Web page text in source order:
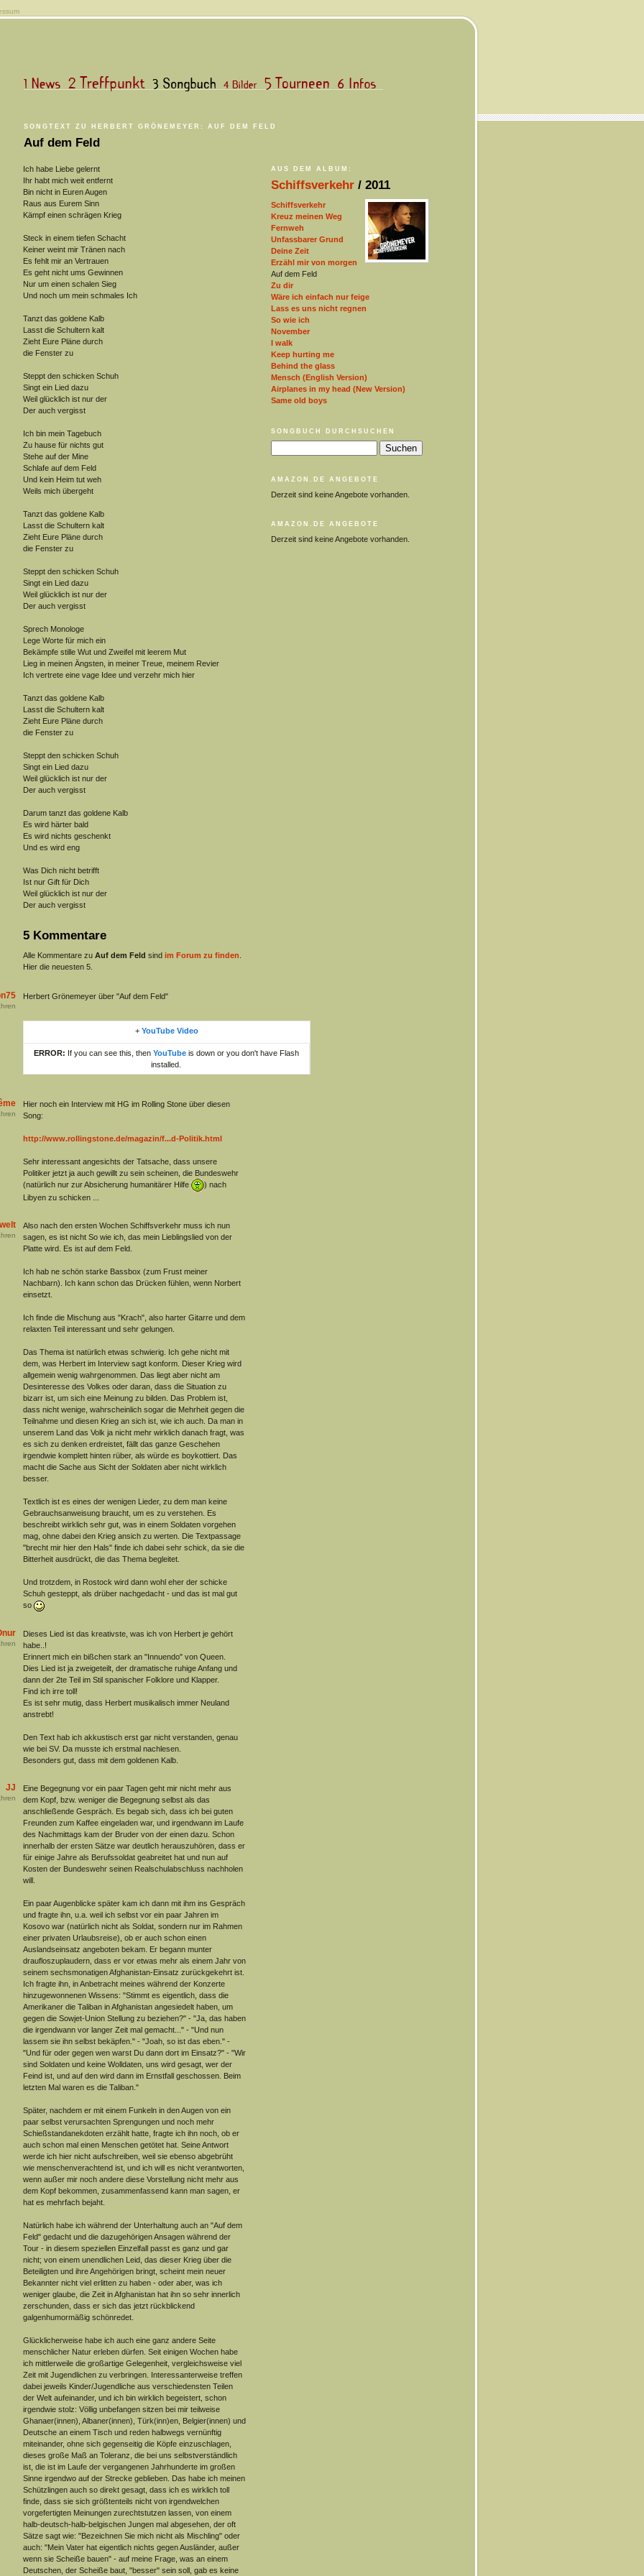
SONGTEXT ZU HERBERT GRÖNEMEYER: AUF DEM FELD
Auf dem Feld
Ich habe Liebe gelernt
Ihr habt mich weit entfernt
Bin nicht in Euren Augen
Raus aus Eurem Sinn
Kämpf einen schrägen Krieg
Steck in einem tiefen Schacht
Keiner weint mir Tränen nach
Es fehlt mir an Vertrauen
Es geht nicht ums Gewinnen
Nur um einen schalen Sieg
Und noch um mein schmales Ich
Tanzt das goldene Kalb
Lasst die Schultern kalt
Zieht Eure Pläne durch
die Fenster zu
Steppt den schicken Schuh
Singt ein Lied dazu
Weil glücklich ist nur der
Der auch vergisst
Ich bin mein Tagebuch
Zu hause für nichts gut
Stehe auf der Mine
Schlafe auf dem Feld
Und kein Heim tut weh
Weils mich übergeht
Tanzt das goldene Kalb
Lasst die Schultern kalt
Zieht Eure Pläne durch
die Fenster zu
Steppt den schicken Schuh
Singt ein Lied dazu
Weil glücklich ist nur der
Der auch vergisst
Sprech Monologe
Lege Worte für mich ein
Bekämpfe stille Wut und Zweifel mit leerem Mut
Lieg in meinen Ängsten, in meiner Treue, meinem Revier
Ich vertrete eine vage Idee und verzehr mich hier
Tanzt das goldene Kalb
Lasst die Schultern kalt
Zieht Eure Pläne durch
die Fenster zu
Steppt den schicken Schuh
Singt ein Lied dazu
Weil glücklich ist nur der
Der auch vergisst
Darum tanzt das goldene Kalb
Es wird härter bald
Es wird nichts geschenkt
Und es wird eng
Was Dich nicht betrifft
Ist nur Gift für Dich
Weil glücklich ist nur der
Der auch vergisst
5 Kommentare
Alle Kommentare zu Auf dem Feld sind im Forum zu finden
Hier die neuesten 5.
Herbert Grönemeyer über "Auf dem Feld"
+ YouTube Video
ERROR: If you can see this, then YouTubeis down or you don't have Flash
installed.
Hier noch ein Interview mit HG im Rolling Stone über diesen
Song:
http://www.rollingstone.de/magazin/f...d-Politik.html
Sehr interessant angesichts der Tatsache, dass unsere
Politiker jetzt ja auch gewillt zu sein scheinen, die Bundeswehr
(natürlich nur zur Absicherung humanitärer Hilfe
) nach
Libyen zu schicken ...
Also nach den ersten Wochen Schiffsverkehr muss ich nun
sagen, es ist nicht So wie ich, das mein Lieblingslied von der
Platte wird. Es ist auf dem Feld.
Ich hab ne schön starke Bassbox (zum Frust meiner
Nachbarn). Ich kann schon das Drücken fühlen, wenn Norbert
einsetzt.
Ich finde die Mischung aus "Krach", also harter Gitarre und dem
relaxten Teil interessant und sehr gelungen.
Das Thema ist natürlich etwas schwierig. Ich gehe nicht mit
dem, was Herbert im Interview sagt konform. Dieser Krieg wird
allgemein wenig wahrgenommen. Das liegt aber nicht am
Desinteresse des Volkes oder daran, dass die Situation zu
bizarr ist, um sich eine Meinung zu bilden. Das Problem ist,
dass nicht wenige, wahrscheinlich sogar die Mehrheit gegen die
Teilnahme und diesen Krieg an sich ist, wie ich auch. Da man in
unserem Land das Volk ja nicht mehr wirklich danach fragt, was
es sich zu denken erdreistet, fällt das ganze Geschehen
irgendwie komplett hinten rüber, als würde es boykottiert. Das
macht die Sache aus Sicht der Soldaten aber nicht wirklich
besser.
Textlich ist es eines der wenigen Lieder, zu dem man keine
Gebrauchsanweisung braucht, um es zu verstehen. Es
beschreibt wirklich sehr gut, was in einem Soldaten vorgehen
mag, ohne dabei den Krieg ansich zu werten. Die Textpassage
"brecht mir hier den Hals" finde ich dabei sehr schick, da sie die
Bitterheit ausdrückt, die das Thema begleitet.
Und trotzdem, in Rostock wird dann wohl eher der schicke
Schuh gesteppt, als drüber nachgedacht - und das ist mal gut
so
Dieses Lied ist das kreativste, was ich von Herbert je gehört
habe..!
Erinnert mich ein bißchen stark an "Innuendo" von Queen.
Dies Lied ist ja zweigeteilt, der dramatische ruhige Anfang und
dann der 2te Teil im Stil spanischer Folklore und Klapper.
Find ich irre toll!
Es ist sehr mutig, dass Herbert musikalisch immer Neuland
anstrebt!
Den Text hab ich akkustisch erst gar nicht verstanden, genau
wie bei SV. Da musste ich erstmal nachlesen.
Besonders gut, dass mit dem goldenen Kalb.
JJ
Eine Begegnung vor ein paar Tagen geht mir nicht mehr aus
dem Kopf, bzw. weniger die Begegnung selbst als das
anschließende Gespräch. Es begab sich, dass ich bei guten
Freunden zum Kaffee eingeladen war, und irgendwann im Laufe
des Nachmittags kam der Bruder von der einen dazu. Schon
innerhalb der ersten Sätze war deutlich herauszuhören, dass er
für einige Jahre als Berufssoldat geabreitet hat und nun auf
Kosten der Bundeswehr seinen Realschulabschluss nachholen
will.
Ein paar Augenblicke später kam ich dann mit ihm ins Gespräch
und fragte ihn, u.a. weil ich selbst vor ein paar Jahren im
Kosovo war (natürlich nicht als Soldat, sondern nur im Rahmen
einer privaten Urlaubsreise), ob er auch schon einen
Auslandseinsatz angeboten bekam. Er begann munter
draufloszuplaudern, dass er vor etwas mehr als einem Jahr von
seinem sechsmonatigen Afghanistan-Einsatz zurückgekehrt ist.
Ich fragte ihn, in Anbetracht meines während der Konzerte
hinzugewonnenen Wissens: "Stimmt es eigentlich, dass die
Amerikaner die Taliban in Afghanistan angesiedelt haben, um
gegen die Sowjet-Union Stellung zu beziehen?" - "Ja, das haben
die irgendwann vor langer Zeit mal gemacht..." - "Und nun
lassem sie ihn selbst bekäpfen." - "Joah, so ist das eben." -
"Und für oder gegen wen warst Du dann dort im Einsatz?" - "Wir
sind Soldaten und keine Wolldaten, uns wird gesagt, wer der
Feind ist, und auf den wird dann im Ernstfall geschossen. Beim
letzten Mal waren es die Taliban."
Später, nachdem er mit einem Funkeln in den Augen von ein
paar selbst verursachten Sprengungen und noch mehr
Schießstandanekdoten erzählt hatte, fragte ich ihn noch, ob er
auch schon mal einen Menschen getötet hat. Seine Antwort
werde ich hier nicht aufschreiben, weil sie ebenso abgebrüht
wie menschenverachtend ist, und ich will es nicht verantworten,
wenn außer mir noch andere diese Vorstellung nicht mehr aus
dem Kopf bekommen, zusammenfassend kann man sagen, er
hat es mehrfach bejaht.
Natürlich habe ich während der Unterhaltung auch an "Auf dem
Feld" gedacht und die dazugehörigen Ansagen während der
Tour - in diesem speziellen Einzelfall passt es ganz und gar
nicht; von einem unendlichen Leid, das dieser Krieg über die
Beteiligten und ihre Angehörigen bringt, scheint mein neuer
Bekannter nicht viel erlitten zu haben - oder aber, was ich
weniger glaube, die Zeit in Afghanistan hat ihn so sehr innerlich
zerschunden, dass er sich das jetzt rückblickend
galgenhumormäßig schönredet.
Glücklicherweise habe ich auch eine ganz andere Seite
menschlicher Natur erleben dürfen. Seit einigen Wochen habe
ich mittlerweile die großartige Gelegenheit, vergleichsweise viel
Zeit mit Jugendlichen zu verbringen. Interessanterweise treffen
dabei jeweils Kinder/Jugendliche aus verschiedensten Teilen
der Welt aufeinander, und ich bin wirklich begeistert, schon
irgendwie stolz: Völlig unbefangen sitzen bei mir teilweise
Ghanaer(innen), Albaner(innen), Türk(inn)en, Belgier(innen) und
Deutsche an einem Tisch und reden halbwegs vernünftig
miteinander, ohne sich gegenseitig die Köpfe einzuschlagen,
dieses große Maß an Toleranz, die bei uns selbstverständlich
ist, die ist im Laufe der vergangenen Jahrhunderte im großen
Sinne irgendwo auf der Strecke geblieben. Das habe ich meinen
Schützlingen auch so direkt gesagt, dass ich es wirklich toll
finde, dass sie sich größtenteils nicht von irgendwelchen
vorgefertigten Meinungen zurechtstutzen lassen, von einem
halb-deutsch-halb-belgischen Jungen mal abgesehen, der oft
Sätze sagt wie: "Bezeichnen Sie mich nicht als Mischling" oder
auch: "Mein Vater hat eigentlich nichts gegen Ausländer, außer
wenn sie Scheiße bauen" - auf meine Frage, was an einem
Deutschen, der Scheiße baut, "besser" sein soll, gab es keine
AUS DEM ALBUM:
Schiffsverkehr/ 2011
Schiffsverkehr
Kreuz meinen Weg
Fernweh
Unfassbarer Grund
Deine Zeit
Erzähl mir von morgen
Auf dem Feld
Zu dir
Wäre ich einfach nur feige
Lass es uns nicht regnen
So wie ich
November
I walk
Keep hurting me
Behind the glass
Mensch (English Version)
Airplanes in my head (New Version)
Same old boys
SONGBUCH DURCHSUCHEN
AMAZON.DE ANGEBOTE
Derzeit sind keine Angebote vorhanden.
AMAZON.DE ANGEBOTE
Derzeit sind keine Angebote vorhanden.